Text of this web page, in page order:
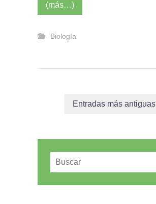
(más…)
Biología
Entradas más antiguas